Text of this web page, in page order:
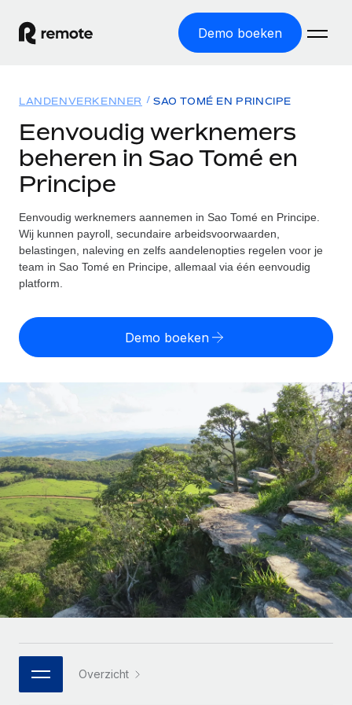
Demo boeken
GLOBAL HR
Global Payroll
Employer of Record
Internationaal uitbreiden zonder kosten voor entiteiten
Contractor of Record
Contractor Management
Zzp'ers internationaal onboarden en beheren
Ingewikkelde HR-taken eenvoudig uitbesteden
INFRASTRUCTUUR
Remote Embedded
HR naadloos in workflows integreren
Platform
Ingebouwde essentiële HR-functies voor je team
Verbinden Nieuw
AI-tools koppelen aan Remote met onze MCP
Integraties
Processen stroomlijnen met essentiële zakelijke tools
Solutions
INTERNATIONALE DEKKING
Landenverkenner
Vind global HR-support per land
Statenverkenner VS
Bekijk hoe we presteren in vergelijking met anderen
Flexibele global HR en payroll solutions voor groeiende
bedrijven
Mid-market
Teams uitbreiden met HR solutions op maat
Enterprise
Global HR voor grote bedrijven
WERK MET ONS SAMEN
Integreer global HR flexibel in je platform
Een partner worden
Bronnen
TOOLS EN CALCULATORS
Risicocalculator voor verkeerde classificatie
Check de classificatierisico's per land
Bereken de totale werknemerskosten in een land
Ontdek valuta-opties en betaalsnelheden voor
LEREN MET REMOTE
Onderzoek en gidsen
Casestudy's
HR-woordenlijst
Checklists en templates
Bibliotheek met functiebeschrijvingen
Webinars
Evenementen
Tarieven
English
Nederlands
Deutsch
Español
Italiano
Português (Portugal)
日本語
한국어
LANDENVERKENNER SAO TOMÉ EN PRINCIPE
Eenvoudig werknemers
beheren in Sao Tomé en
Principe
Eenvoudig werknemers aannemen in Sao Tomé en Principe.
Wij kunnen payroll, secundaire arbeidsvoorwaarden,
belastingen, naleving en zelfs aandelenopties regelen voor je
team in Sao Tomé en Principe, allemaal via één eenvoudig
platform.
Demo boeken
Overzicht